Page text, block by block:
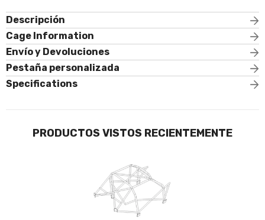
Descripción
Cage Information
Envío y Devoluciones
Pestaña personalizada
Specifications
PRODUCTOS VISTOS RECIENTEMENTE